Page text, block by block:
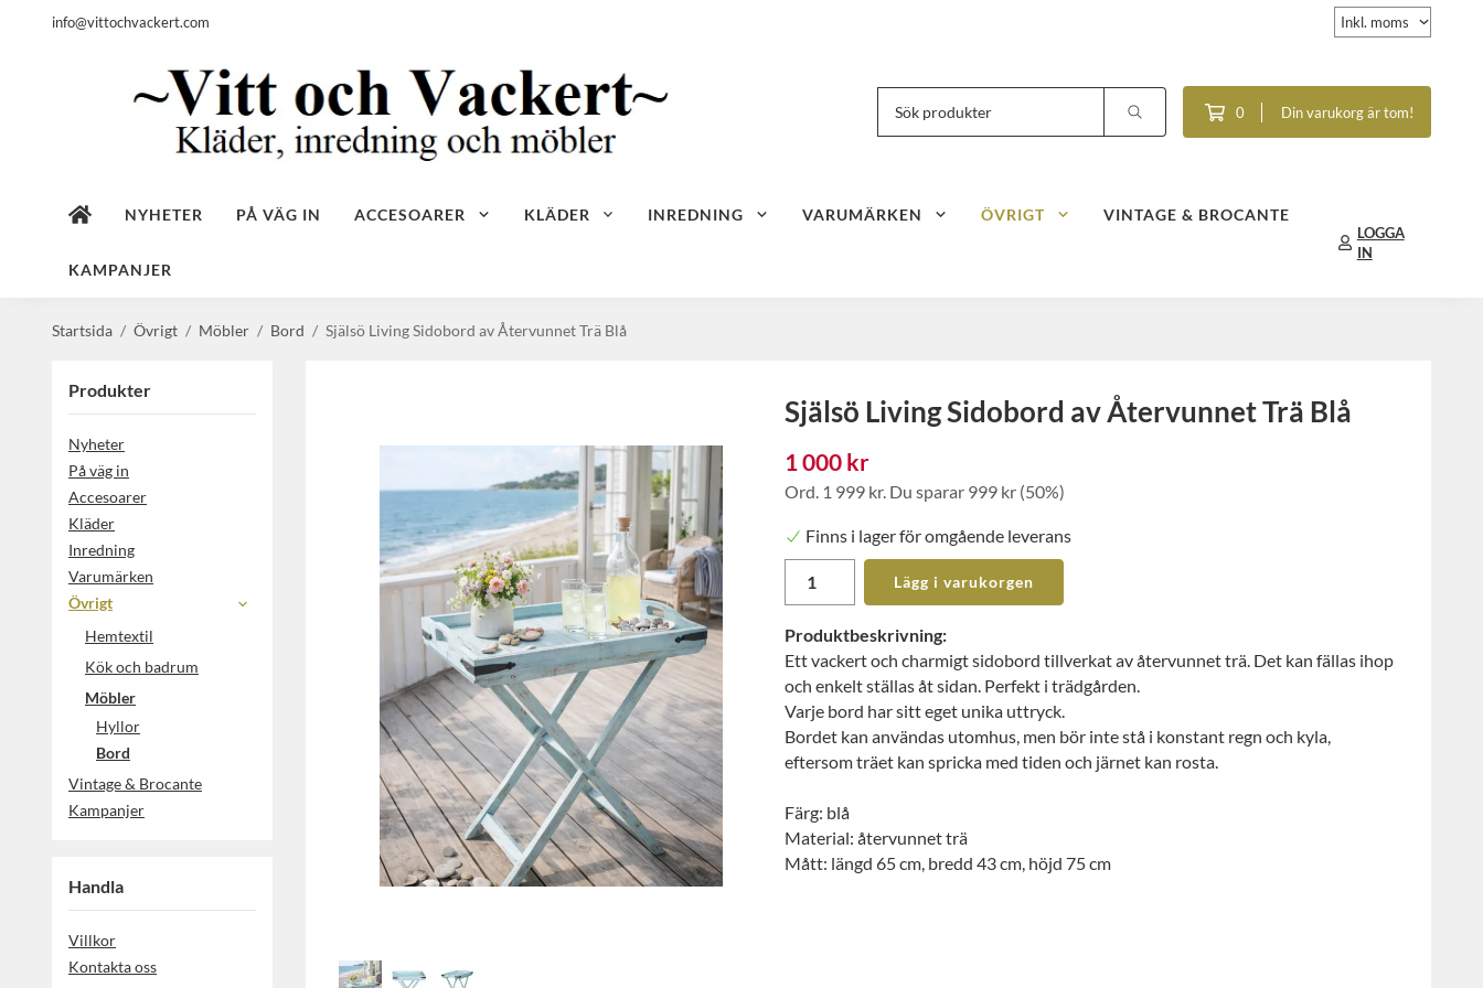
info@vittochvackert.com
0 Din varukorg är tom!
NYHETER PÅ VÄG IN ACCESOARER KLÄDER INREDNING VARUMÄRKEN ÖVRIGT VINTAGE & BROCANTE
KAMPANJER
LOGGA
IN
Startsida / Övrigt / Möbler / Bord / Själsö Living Sidobord av Återvunnet Trä Blå
Produkter
Nyheter
På väg in
Accesoarer
Kläder
Inredning
Varumärken
Övrigt
Hemtextil
Kök och badrum
Möbler
Hyllor
Bord
Vintage & Brocante
Kampanjer
Handla
Villkor
Kontakta oss
Själsö Living Sidobord av Återvunnet Trä Blå
1 000 kr
Ord. 1 999 kr. Du sparar 999 kr (50%)
Finns i lager för omgående leverans
Lägg i varukorgen
Produktbeskrivning:
Ett vackert och charmigt sidobord tillverkat av återvunnet trä. Det kan fällas ihop
och enkelt ställas åt sidan. Perfekt i trädgården.
Varje bord har sitt eget unika uttryck.
Bordet kan användas utomhus, men bör inte stå i konstant regn och kyla,
eftersom träet kan spricka med tiden och järnet kan rosta.
Färg: blå
Material: återvunnet trä
Mått: längd 65 cm, bredd 43 cm, höjd 75 cm